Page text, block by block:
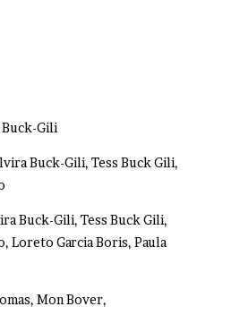
Gili
Buck-Gili, Tess Buck Gili,
Buck-Gili, Tess Buck Gili,
Loreto Garcia Boris, Paula
Mon Bover,